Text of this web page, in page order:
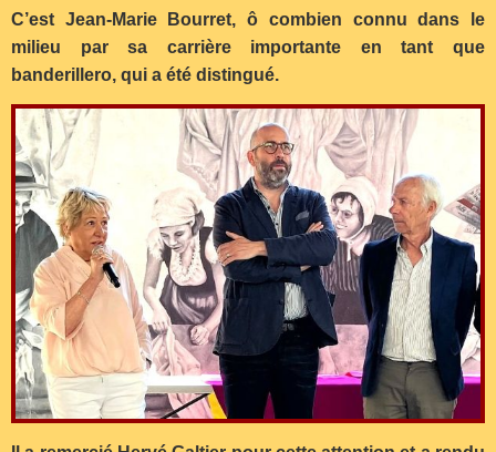
C’est Jean-Marie Bourret, ô combien connu dans le
milieu par sa carrière importante en tant que
banderillero, qui a été distingué.